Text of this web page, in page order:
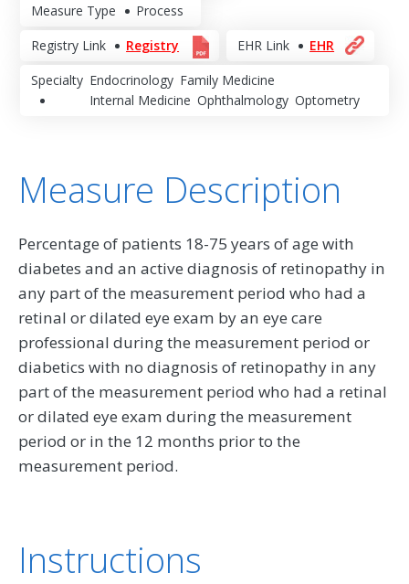
Measure Type Process
Registry Link Registry EHR Link EHR
Specialty Endocrinology Family Medicine
Internal Medicine Ophthalmology Optometry
Measure Description
Percentage of patients 18-75 years of age with
diabetes and an active diagnosis of retinopathy in
any part of the measurement period who had a
retinal or dilated eye exam by an eye care
professional during the measurement period or
diabetics with no diagnosis of retinopathy in any
part of the measurement period who had a retinal
or dilated eye exam during the measurement
period or in the 12 months prior to the
measurement period.
Instructions